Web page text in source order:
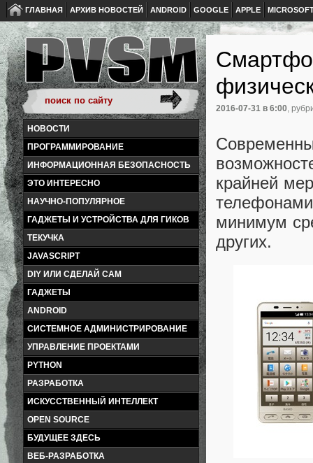
ГЛАВНАЯ АРХИВ НОВОСТЕЙ ANDROID GOOGLE APPLE
НОВОСТИ
ПРОГРАММИРОВАНИЕ
ИНФОРМАЦИОННАЯ БЕЗОПАСНОСТЬ
ЭТО ИНТЕРЕСНО
НАУЧНО-ПОПУЛЯРНОЕ
ГАДЖЕТЫ И УСТРОЙСТВА ДЛЯ ГИКОВ
ТЕКУЧКА
JAVASCRIPT
DIY ИЛИ СДЕЛАЙ САМ
ГАДЖЕТЫ
ANDROID
СИСТЕМНОЕ АДМИНИСТРИРОВАНИЕ
УПРАВЛЕНИЕ ПРОЕКТАМИ
PYTHON
РАЗРАБОТКА
ИСКУССТВЕННЫЙ ИНТЕЛЛЕКТ
OPEN SOURCE
БУДУЩЕЕ ЗДЕСЬ
ВЕБ-РАЗРАБОТКА
2016-07-31 в 6:00,
крайней
минимум
других.